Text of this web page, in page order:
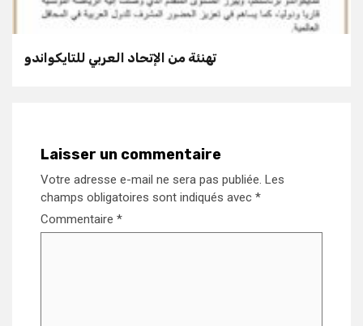
تهنئة من الإتحاد العربي للتايكواندو
Laisser un commentaire
Votre adresse e-mail ne sera pas publiée. Les
champs obligatoires sont indiqués avec *
Commentaire *